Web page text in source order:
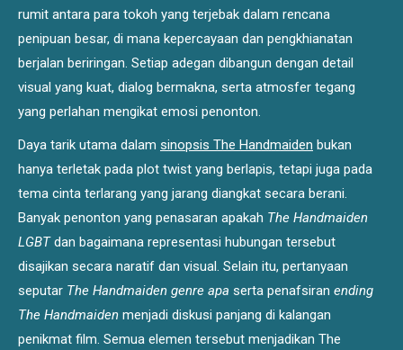
rumit antara para tokoh yang terjebak dalam rencana
penipuan besar, di mana kepercayaan dan pengkhianatan
berjalan beriringan. Setiap adegan dibangun dengan detail
visual yang kuat, dialog bermakna, serta atmosfer tegang
yang perlahan mengikat emosi penonton.
Daya tarik utama dalam sinopsis The Handmaiden bukan
hanya terletak pada plot twist yang berlapis, tetapi juga pada
tema cinta terlarang yang jarang diangkat secara berani.
Banyak penonton yang penasaran apakah The Handmaiden
LGBTdan bagaimana representasi hubungan tersebut
disajikan secara naratif dan visual. Selain itu, pertanyaan
seputar The Handmaiden genre apa serta penafsiran ending
The Handmaiden menjadi diskusi panjang di kalangan
penikmat film. Semua elemen tersebut menjadikan The